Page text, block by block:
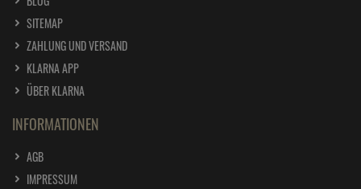
SITEMAP
ZAHLUNG UND VERSAND
KLARNA APP
ÜBER KLARNA
INFORMATIONEN
AGB
IMPRESSUM